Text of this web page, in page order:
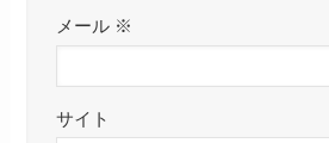
メール ※
サイト